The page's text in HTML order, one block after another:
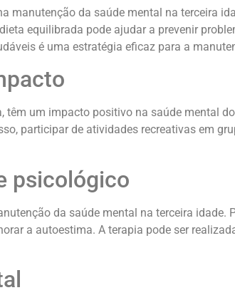
manutenção da saúde mental na terceira
equilibrada pode ajudar a prevenir
é uma estratégia eficaz para a
um impacto positivo na saúde mental
participar de atividades recreativas em
psicológico
da saúde mental na terceira
a autoestima. A terapia pode ser